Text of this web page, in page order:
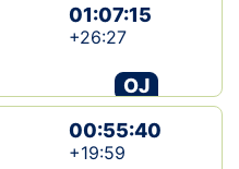
01:07:15
+26:27
OJ
00:55:40
+19:59